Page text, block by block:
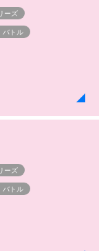
ーズ
バトル
ーズ
バトル